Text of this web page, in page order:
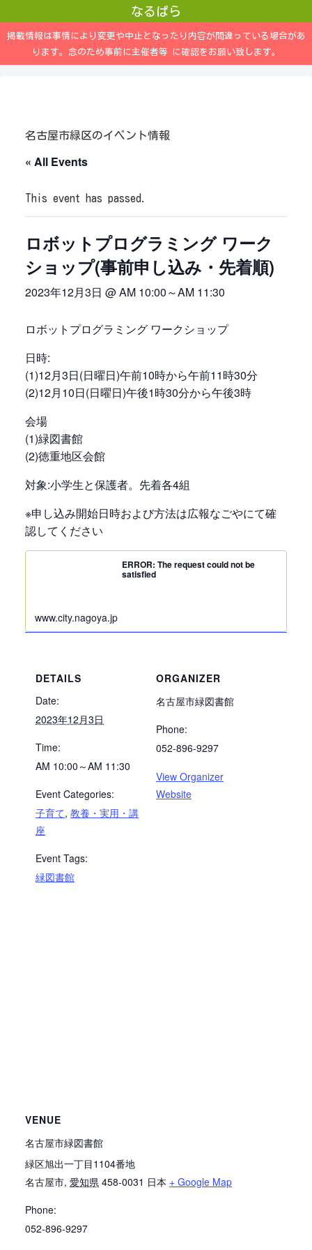
なるぱら
掲載情報は事情により変更や中止となったり内容が間違っている場合があ
ります。念のため事前に主催者等 に確認をお願い致します。
名古屋市緑区のイベント情報
« All Events
This event has passed.
ロボットプログラミング ワーク
ショップ(事前申し込み・先着順)
2023年12月3日 @ AM 10:00～AM 11:30
ロボットプログラミング ワークショップ
日時:
(1)12月3日(日曜日)午前10時から午前11時30分
(2)12月10日(日曜日)午後1時30分から午後3時
会場
(1)緑図書館
(2)徳重地区会館
対象:小学生と保護者。先着各4組
※申し込み開始日時および方法は広報なごやにて確
認してください
ERROR: The request could not be
satisfied
www.city.nagoya.jp
DETAILS
Date:
2023年12月3日
Time:
AM 10:00～AM 11:30
Event Categories:
子育て, 教養・実用・講
座
Event Tags:
緑図書館
ORGANIZER
名古屋市緑図書館
Phone:
052-896-9297
View Organizer
Website
VENUE
名古屋市緑図書館
緑区旭出一丁目1104番地
名古屋市, 愛知県 458-0031 日本 + Google Map
Phone:
052-896-9297